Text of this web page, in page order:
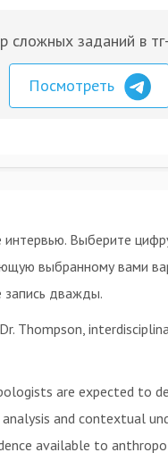
сложных заданий в
Посмотреть
Выберите
выбранному вами
дважды.
Thompson,
are expected to
and contextual
available to